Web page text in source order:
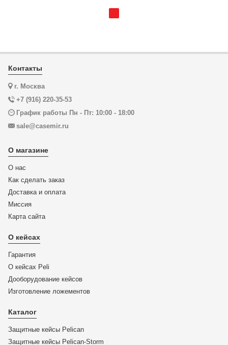
Контакты
г. Москва
+7 (916) 220-35-53
График работы Пн - Пт: 10:00 - 18:00
sale@casemir.ru
О магазине
О нас
Как сделать заказ
Доставка и оплата
Миссия
Карта сайта
О кейсах
Гарантия
О кейсах Peli
Дооборудование кейсов
Изготовление ложементов
Каталог
Защитные кейсы Pelican
Защитные кейсы Pelican-Storm